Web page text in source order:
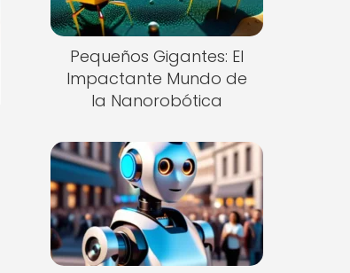
Pequeños Gigantes: El
Impactante Mundo de
la Nanorobótica